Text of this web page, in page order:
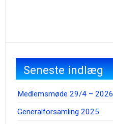
Seneste indlæg
Medlemsmøde 29/4 – 2026
Generalforsamling 2025